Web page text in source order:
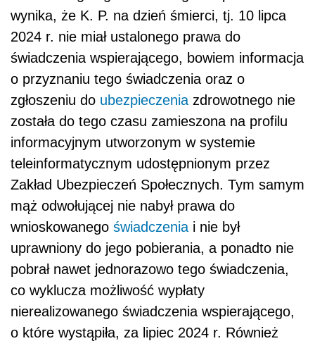
wynika, że K. P. na dzień śmierci, tj. 10 lipca
2024 r. nie miał ustalonego prawa do
świadczenia wspierającego, bowiem informacja
o przyznaniu tego świadczenia oraz o
zgłoszeniu do ubezpieczenia zdrowotnego nie
została do tego czasu zamieszona na profilu
informacyjnym utworzonym w systemie
teleinformatycznym udostępnionym przez
Zakład Ubezpieczeń Społecznych. Tym samym
mąż odwołującej nie nabył prawa do
wnioskowanego świadczenia i nie był
uprawniony do jego pobierania, a ponadto nie
pobrał nawet jednorazowo tego świadczenia,
co wyklucza możliwość wypłaty
nierealizowanego świadczenia wspierającego,
o które wystąpiła, za lipiec 2024 r. Również